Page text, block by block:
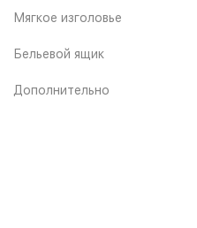
Мягкое изголовье
Бельевой ящик
Дополнительно